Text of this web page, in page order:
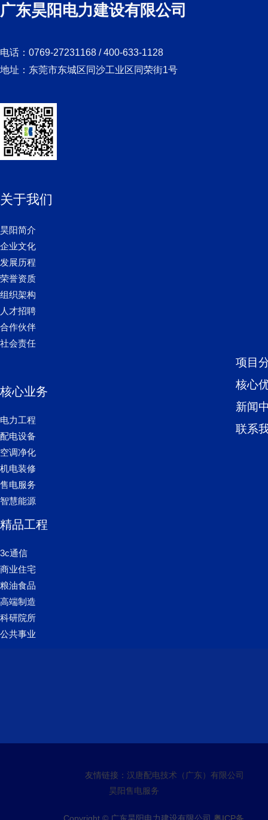
广东昊阳电力建设有限公司
电话：0769-27231168 / 400-633-1128
地址：东莞市东城区同沙工业区同荣街1号
关于我们
昊阳简介
企业文化
发展历程
荣誉资质
组织架构
人才招聘
合作伙伴
社会责任
核心业务
电力工程
配电设备
空调净化
机电装修
售电服务
智慧能源
精品工程
3c通信
商业住宅
粮油食品
高端制造
科研院所
公共事业
项目
核心
新闻
联系
友情链接： 汉唐配电技术（广东）有限公司
昊阳售电服务